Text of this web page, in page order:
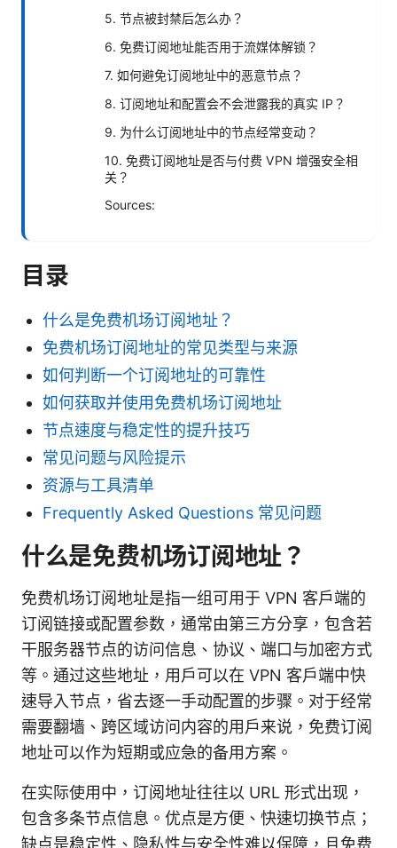
5. 节点被封禁后怎么办？
6. 免费订阅地址能否用于流媒体解锁？
7. 如何避免订阅地址中的恶意节点？
8. 订阅地址和配置会不会泄露我的真实 IP？
9. 为什么订阅地址中的节点经常变动？
10. 免费订阅地址是否与付费 VPN 增强安全相
关？
Sources:
目录
什么是免费机场订阅地址？
免费机场订阅地址的常见类型与来源
如何判断一个订阅地址的可靠性
如何获取并使用免费机场订阅地址
节点速度与稳定性的提升技巧
常见问题与风险提示
资源与工具清单
Frequently Asked Questions 常见问题
什么是免费机场订阅地址？
免费机场订阅地址是指一组可用于 VPN 客户端的
订阅链接或配置参数，通常由第三方分享，包含若
干服务器节点的访问信息、协议、端口与加密方式
等。通过这些地址，用户可以在 VPN 客户端中快
速导入节点，省去逐一手动配置的步骤。对于经常
需要翻墙、跨区域访问内容的用户来说，免费订阅
地址可以作为短期或应急的备用方案。
在实际使用中，订阅地址往往以 URL 形式出现，
包含多条节点信息。优点是方便、快速切换节点；
缺点是稳定性、隐私性与安全性难以保障，且免费